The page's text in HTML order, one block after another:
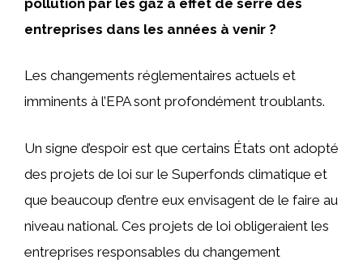
entreprises dans les années à venir ?
Les changements réglementaires actuels et
imminents à l’EPA sont profondément troublants.
Un signe d’espoir est que certains États ont adopté
des projets de loi sur le Superfonds climatique et
que beaucoup d’entre eux envisagent de le faire au
niveau national. Ces projets de loi obligeraient les
entreprises responsables du changement